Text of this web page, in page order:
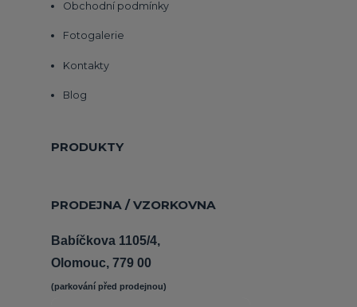
Obchodní podmínky
Fotogalerie
Kontakty
Blog
PRODUKTY
PRODEJNA / VZORKOVNA
Babíčkova 1105/4,
Olomouc, 779 00
(parkování před prodejnou)